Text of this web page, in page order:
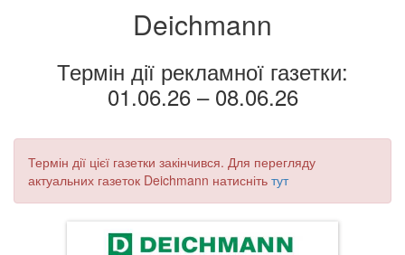
Deichmann
Термін дії рекламної газетки:
01.06.26 – 08.06.26
Термін дії цієї газетки закінчився. Для перегляду
актуальних газеток Deichmann натисніть тут